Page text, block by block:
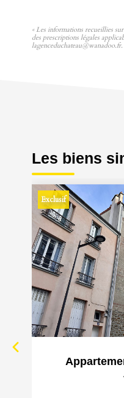
« Les informations recueillies
des prescriptions légales
Les biens
Exclusif